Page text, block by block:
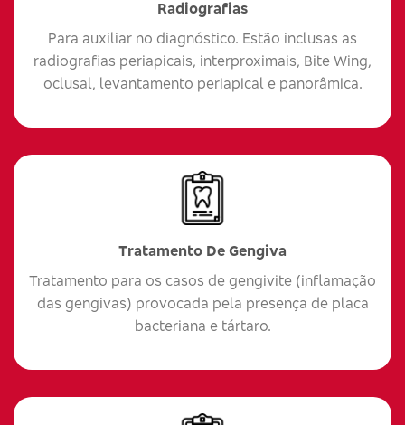
Radiografias
Para auxiliar no diagnóstico. Estão inclusas as
radiografias periapicais, interproximais, Bite Wing,
oclusal, levantamento periapical e panorâmica.
Tratamento De Gengiva
Tratamento para os casos de gengivite (inflamação
das gengivas) provocada pela presença de placa
bacteriana e tártaro.